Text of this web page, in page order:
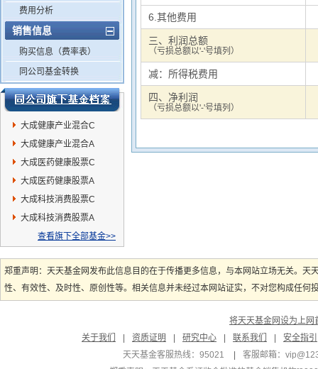
费用分析
销售信息
购买信息（费率表）
同公司基金转换
大成健康产业混合C
大成健康产业混合A
大成医药健康股票C
大成医药健康股票A
大成科技消费股票C
大成科技消费股票A
查看旗下全部基金>>
6.其他费用
三、利润总额
（亏损总额以'-'号填列）
减：所得税费用
四、净利润
（亏损总额以'-'号填列）
郑重声明：天天基金网发布此信息目的在于传播更多信息，与本网站立场无关。
性、有效性、及时性、原创性等。相关信息并未经过本网站证实，不对您构成任
将天天基金网设为上网
关于我们
资质证明 研究中心 联系我们
安全指引
天天基金客服热线：95021
客服邮箱：